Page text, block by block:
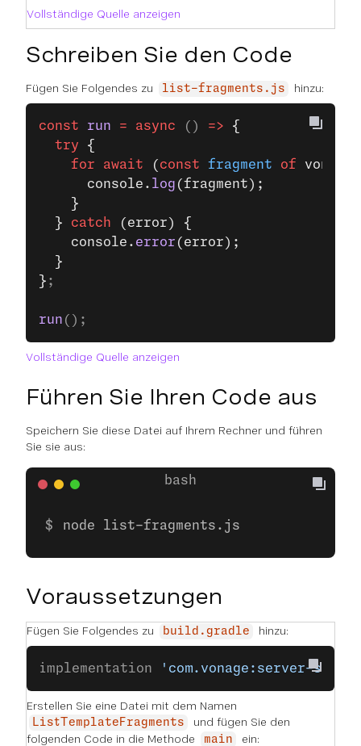
Vollständige Quelle anzeigen
Schreiben Sie den Code
Fügen Sie Folgendes zu list-fragments.js hinzu:
const run = async () => {
  try
{
    for
await ( const fragment of
      console.
log (fragment);
    }
  }
catch (error) {
    console.
error (error);
  }
} ;
run ();
Vollständige Quelle anzeigen
Führen Sie Ihren Code aus
Speichern Sie diese Datei auf Ihrem Rechner und führen
Sie sie aus:
node list-fragments.js
Voraussetzungen
Fügen Sie Folgendes zu build.gradle hinzu:
implementation 'com.vonage:server-
Erstellen Sie eine Datei mit dem Namen
ListTemplateFragments
und fügen Sie den
folgenden Code in die Methode
main ein: